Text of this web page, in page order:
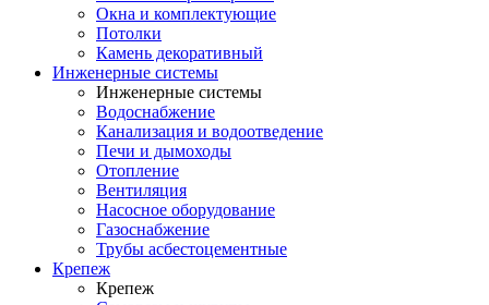
Окна и комплектующие
Потолки
Камень декоративный
Инженерные системы
Инженерные системы
Водоснабжение
Канализация и водоотведение
Печи и дымоходы
Отопление
Вентиляция
Насосное оборудование
Газоснабжение
Трубы асбестоцементные
Крепеж
Крепеж